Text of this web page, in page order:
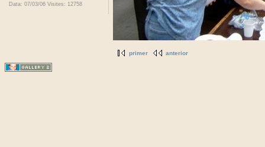
Data: 07/03/06 Visites: 12758
primer anterior